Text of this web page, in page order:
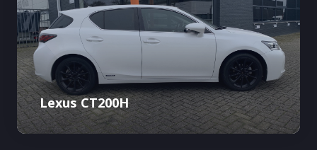
Lexus CT200H